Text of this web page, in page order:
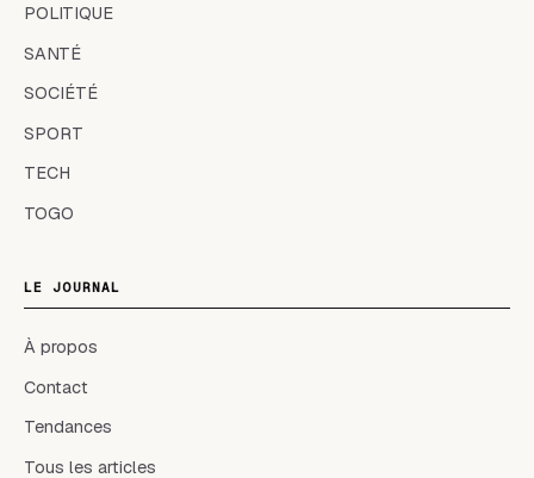
POLITIQUE
SANTÉ
SOCIÉTÉ
SPORT
TECH
TOGO
LE JOURNAL
À propos
Contact
Tendances
Tous les articles